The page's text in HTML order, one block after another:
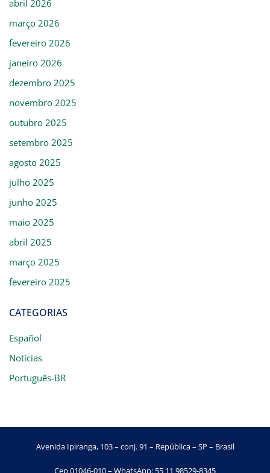
abril 2026
março 2026
fevereiro 2026
janeiro 2026
dezembro 2025
novembro 2025
outubro 2025
setembro 2025
agosto 2025
julho 2025
junho 2025
maio 2025
abril 2025
março 2025
fevereiro 2025
CATEGORIAS
Español
Notícias
Português-BR
Avenida Ipiranga, 103 – conj. 91 – República – SP – Brasil
Cep 01046-010 – WhatsApp: 55 11 98529-8345